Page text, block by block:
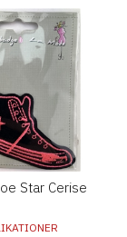
Star Cerise